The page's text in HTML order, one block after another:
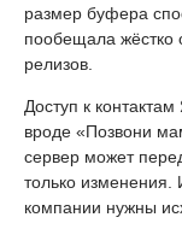
размер буфера
пообещала жёстко
релизов.
Доступ к
вроде «Позвони
сервер может
только
компании нужны